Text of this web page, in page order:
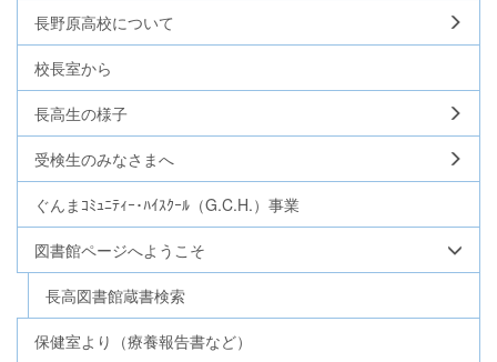
長野原高校について
校長室から
長高生の様子
受検生のみなさまへ
ぐんまｺﾐｭﾆﾃｨｰ･ﾊｲｽｸｰﾙ（G.C.H.）事業
図書館ページへようこそ
長高図書館蔵書検索
保健室より（療養報告書など）